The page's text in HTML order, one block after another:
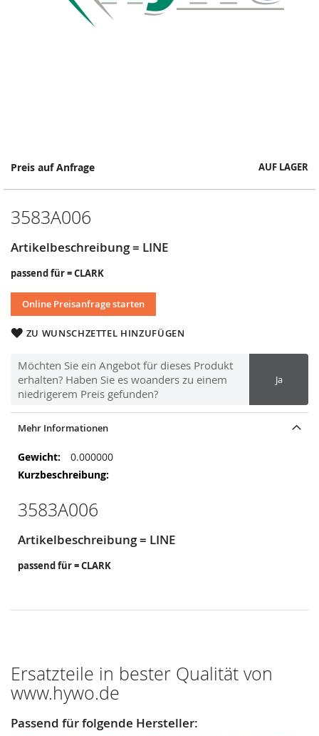
Preis auf Anfrage AUF LAGER
3583A006
Artikelbeschreibung = LINE
passend für = CLARK
Online Preisanfrage starten
ZU WUNSCHZETTEL HINZUFÜGEN
Möchten Sie ein Angebot für dieses Produkt
erhalten? Haben Sie es woanders zu einem
niedrigerem Preis gefunden?
Ja
Springe
Anfang
Bildergalerie
Mehr Informationen
Mehr
Informationen
0.000000
3583A006
Artikelbeschreibung = LINE
passend für = CLARK
Ersatzteile in bester Qualität von
www.hywo.de
Passend für folgende Hersteller: